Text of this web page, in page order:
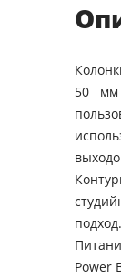
50 мм
подход.
Power